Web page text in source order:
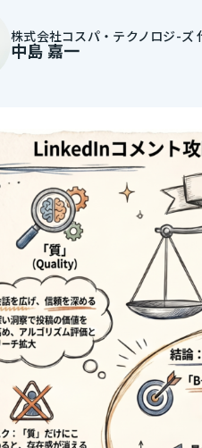
株式会社コスパ・テクノロジ-ズ
中島 嘉一